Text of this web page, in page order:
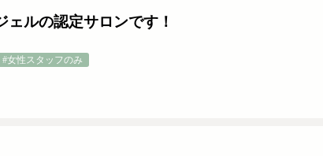
ルの認定サロンです！
#女性スタッフのみ